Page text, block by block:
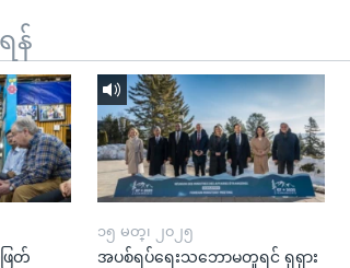
န်
ြတ်
၁၅ မတ္၊ ၂၀၂၅
အပစ်ရပ်ရေးသဘောမတူရင် ရုရှား